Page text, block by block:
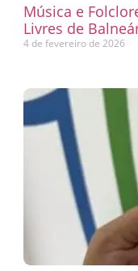
Música e
Livres de
4 de fevereiro de 2026